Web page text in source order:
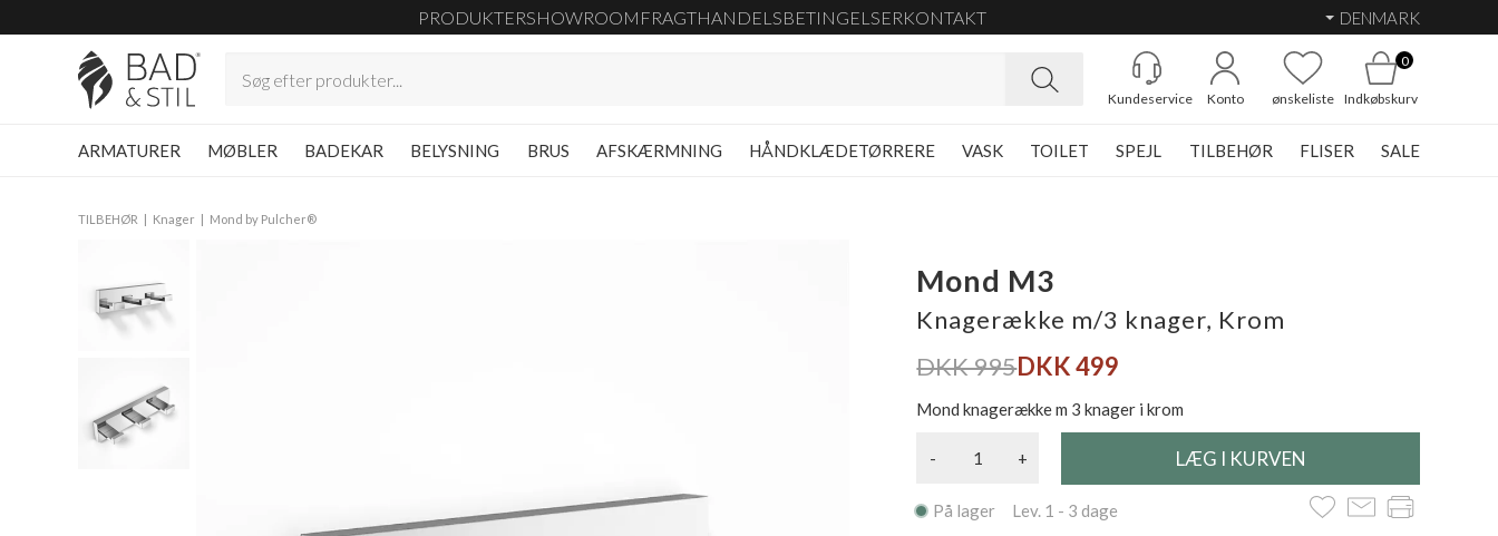
PRODUKTERSHOWROOM FRAGTHANDELSBETINGELSERKONTAKT DENMARK
Kundeservice Konto ønskeliste
0
Indkøbskurv
ARMATURER MØBLER BADEKAR BELYSNING BRUS AFSKÆRMNING HÅNDKLÆDETØRRERE VASK TOILET SPEJL TILBEHØR FLISER SALE
TILBEHØR Knager Mond by Pulcher®
Mond M3
Knagerække m/3 knager, Krom
DKK 995DKK 499
Mond knagerække m 3 knager i krom
- +
På lager Lev. 1 - 3 dage